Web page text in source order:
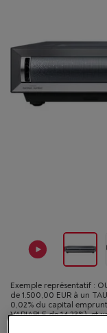
Exemple représentatif :
de 1.500,00 EUR à un
0,02% du capital
VARIABLE de 14,23%), et